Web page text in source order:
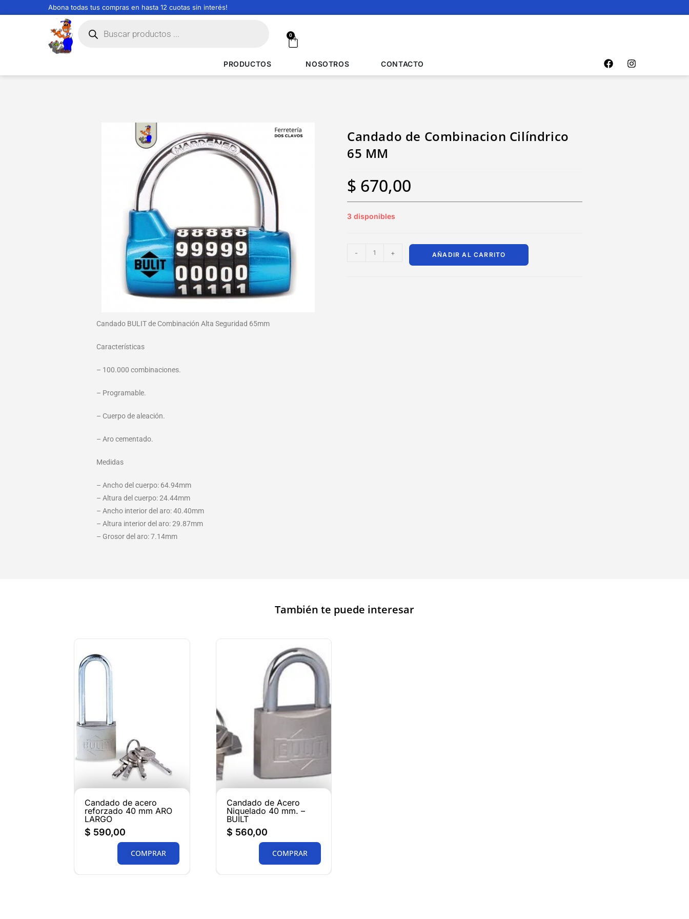
Abona todas tus compras en hasta 12 cuotas sin interés!
0
PRODUCTOS NOSOTROS CONTACTO
Candado de Combinacion Cilíndrico
65 MM
$ 670,00
3 disponibles
- + AÑADIR AL CARRITO
Candado BULIT de Combinación Alta Seguridad 65mm
Características
– 100.000 combinaciones.
– Programable.
– Cuerpo de aleación.
– Aro cementado.
Medidas
– Ancho del cuerpo: 64.94mm
– Altura del cuerpo: 24.44mm
– Ancho interior del aro: 40.40mm
– Altura interior del aro: 29.87mm
– Grosor del aro: 7.14mm
También te puede interesar
Candado de acero
reforzado 40 mm ARO
LARGO
$ 590,00
COMPRAR
Candado de Acero
Niquelado 40 mm. –
BUILT
$ 560,00
COMPRAR